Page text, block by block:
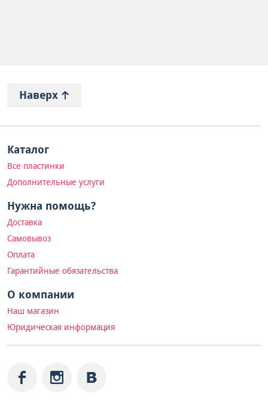
Наверх
Каталог
Все пластинки
Дополнительные услуги
Нужна помощь?
Доставка
Самовывоз
Оплата
Гарантийные обязательства
О компании
Наш магазин
Юридическая информация